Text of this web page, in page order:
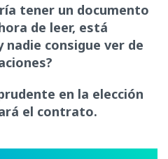
tener un documento
de leer, está
consigue ver de
en la elección
el contrato.